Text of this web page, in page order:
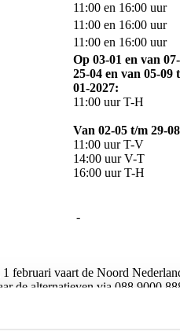
11:00 en 16:00 uur
11:00 en 16:00 uur
11:00 en 16:00 uur
Op 03-01 en van
25-04 en van 05-09
01-2027:
11:00 uur T-H
Van 02-05 t/m 29-
11:00 uur T-V
14:00 uur V-T
16:00 uur T-H
-
februari vaart de Noord
de alternatieven via 088 9000
op dinsdag en
op donderdag: 18:30